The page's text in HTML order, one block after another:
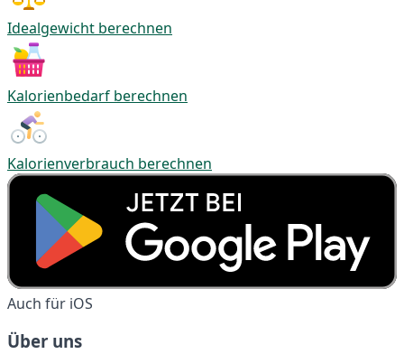
Idealgewicht berechnen
Kalorienbedarf berechnen
Kalorienverbrauch berechnen
Auch für iOS
Über uns